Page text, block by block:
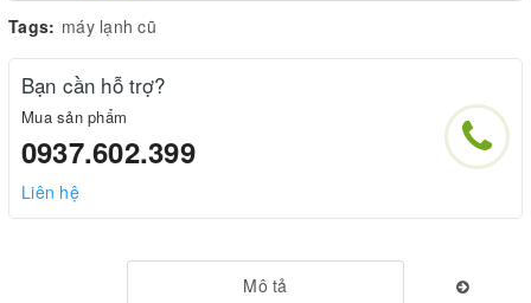
Tags: máy lạnh cũ
Bạn cần hỗ trợ?
Mua sản phẩm
0937.602.399
Liên hệ
Mô tả